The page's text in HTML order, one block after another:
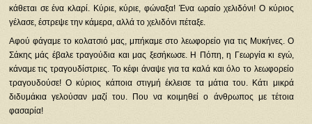
κάθεται σε ένα κλαρί. Κύριε, κύριε, φώναξα! Ένα ωραίο χελιδόνι! Ο κύριος
γέλασε, έστρεψε την κάμερα, αλλά το χελιδόνι πέταξε.
Αφού φάγαμε το κολατσιό μας, μπήκαμε στο λεωφορείο για τις Μυκήνες. Ο
Σάκης μάς έβαλε τραγούδια και μας ξεσήκωσε. Η Πόπη, η Γεωργία κι εγώ,
κάναμε τις τραγουδίστριες. Το κέφι άναψε για τα καλά και όλο το λεωφορείο
τραγουδούσε! Ο κύριος κάποια στιγμή έκλεισε τα μάτια του. Κάτι μικρά
διδυμάκια γελούσαν μαζί του. Που να κοιμηθεί ο άνθρωπος με τέτοια
φασαρία!